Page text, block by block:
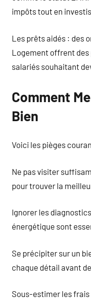
impôts tout en
Les prêts aidés : des
Logement offrent des
salariés souhaitant
Comment
Bien
Voici les pièges
Ne pas visiter
pour trouver la
Ignorer les
énergétique sont
Se précipiter sur un
chaque détail avant
Sous-estimer les